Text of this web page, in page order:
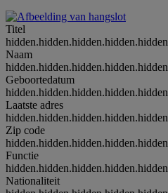
Titel
hidden.hidden.hidden.hidden.hidden
Naam
hidden.hidden.hidden.hidden.hidden
Geboortedatum
hidden.hidden.hidden.hidden.hidden
Laatste adres
hidden.hidden.hidden.hidden.hidden
Zip code
hidden.hidden.hidden.hidden.hidden
Functie
hidden.hidden.hidden.hidden.hidden
Nationaliteit